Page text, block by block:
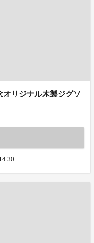
リジナル木製ジグソ